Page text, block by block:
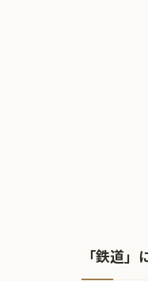
「鉄道